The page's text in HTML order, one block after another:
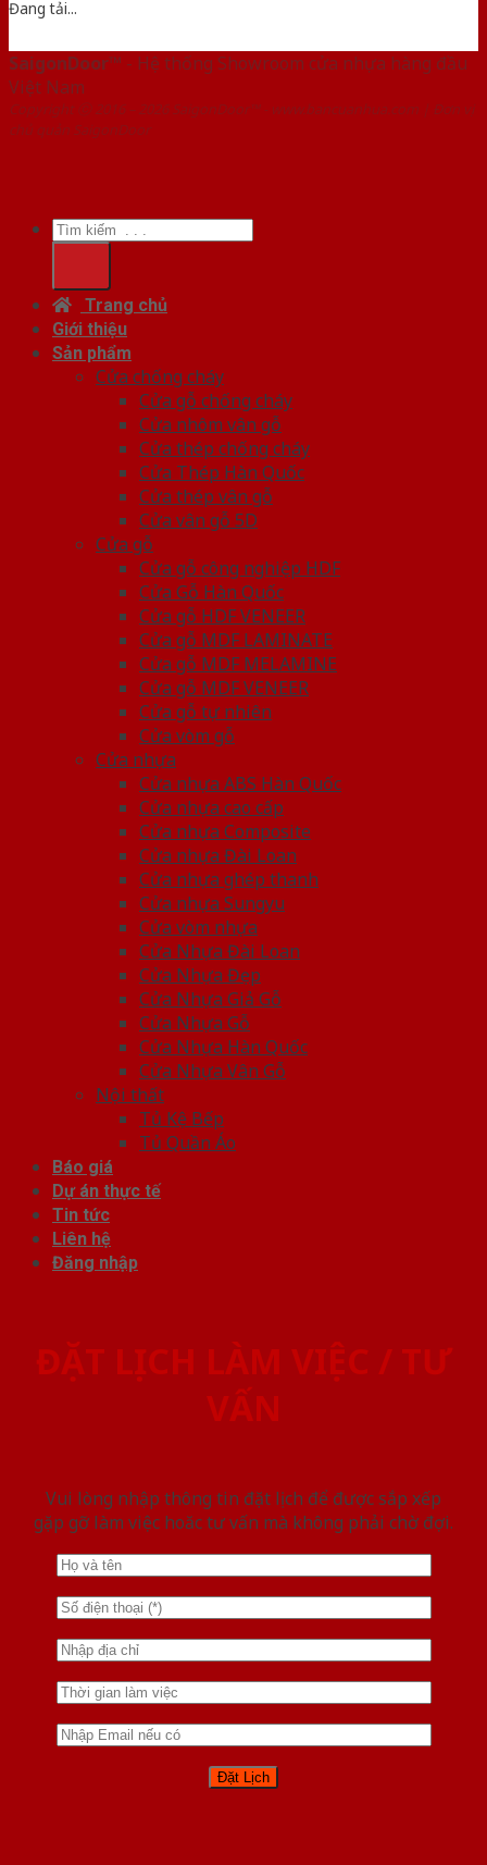
Đang tải...
SaigonDoor™ - Hệ thống Showroom cửa nhựa hàng đầu
Việt Nam
Copyright ⓒ 2016 – 2026 SaigonDoor™ - www.bancuanhua.com | Đơn vị
chủ quản SaigonDoor
Tìm
kiếm:
Trang chủ
Giới thiệu
Sản phẩm
Cửa chống cháy
Cửa gỗ chống cháy
Cửa nhôm vân gỗ
Cửa thép chống cháy
Cửa Thép Hàn Quốc
Cửa thép vân gỗ
Cửa vân gỗ 5D
Cửa gỗ
Cửa gỗ công nghiệp HDF
Cửa Gỗ Hàn Quốc
Cửa gỗ HDF VENEER
Cửa gỗ MDF LAMINATE
Cửa gỗ MDF MELAMINE
Cửa gỗ MDF VENEER
Cửa gỗ tự nhiên
Cửa vòm gỗ
Cửa nhựa
Cửa nhựa ABS Hàn Quốc
Cửa nhựa cao cấp
Cửa nhựa Composite
Cửa nhựa Đài Loan
Cửa nhựa ghép thanh
Cửa nhựa Sungyu
Cửa vòm nhựa
Cửa Nhựa Đài Loan
Cửa Nhựa Đẹp
Cửa Nhựa Giả Gỗ
Cửa Nhựa Gỗ
Cửa Nhựa Hàn Quốc
Cửa Nhựa Vân Gỗ
Nội thất
Tủ Kệ Bếp
Tủ Quần Áo
Báo giá
Dự án thực tế
Tin tức
Liên hệ
Đăng nhập
ĐẶT LỊCH LÀM VIỆC / TƯ
VẤN
Vui lòng nhập thông tin đặt lịch để được sắp xếp
gặp gỡ làm việc hoăc tư vấn mà không phải chờ đợi.